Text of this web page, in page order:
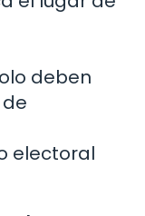
deben
electoral